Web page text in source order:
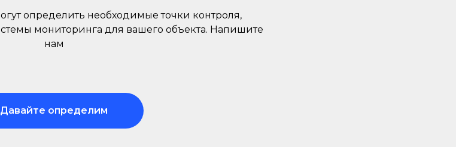
определить необходимые точки контроля,
мониторинга для вашего объекта. Напишите
нам
Давайте определим